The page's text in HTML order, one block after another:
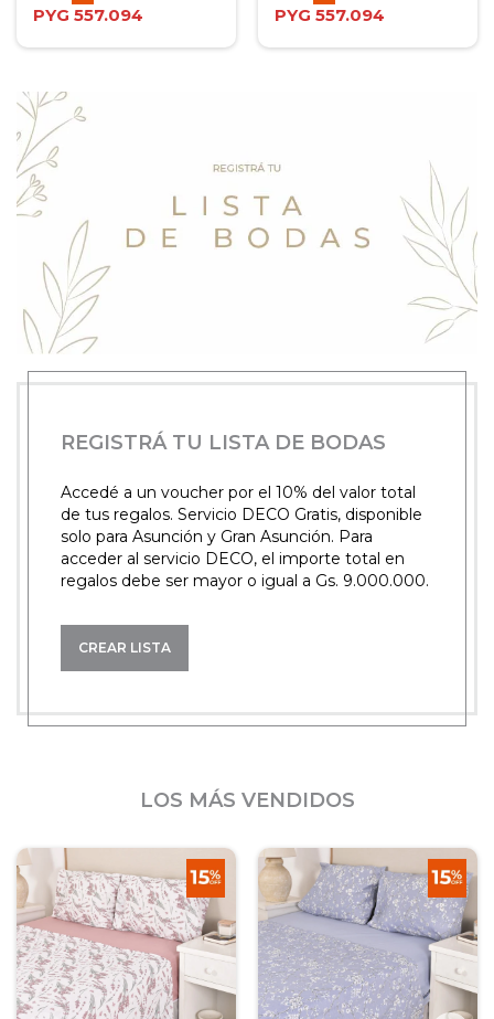
PYG 557.094 PYG 557.094
REGISTRÁ TU LISTA DE BODAS
Accedé a un voucher por el 10% del valor total
de tus regalos. Servicio DECO Gratis, disponible
solo para Asunción y Gran Asunción. Para
acceder al servicio DECO, el importe total en
regalos debe ser mayor o igual a Gs. 9.000.000.
CREAR LISTA
LOS MÁS VENDIDOS